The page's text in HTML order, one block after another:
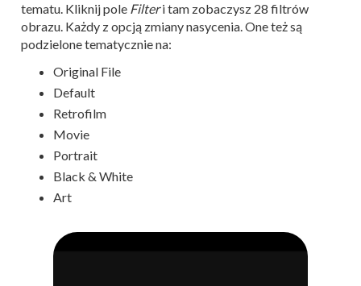
tematu. Kliknij pole Filteri tam zobaczysz 28 filtrów
obrazu. Każdy z opcją zmiany nasycenia. One też są
podzielone tematycznie na:
Original File
Default
Retrofilm
Movie
Portrait
Black & White
Art